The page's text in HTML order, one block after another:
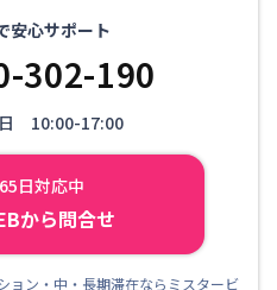
安心サポート
302-190
10:00-17:00
日対応中
から問合せ
ョン・中・長期滞在ならミスタービ